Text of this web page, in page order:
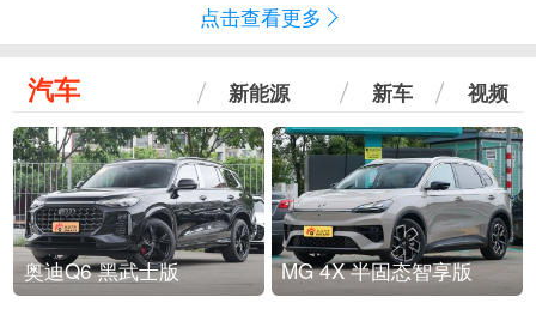
点击查看更多
汽车 新能源 新车 视频
奥迪Q6 黑武士版 MG 4X 半固态智享版